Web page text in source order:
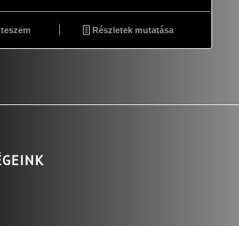
Részletek mutatása